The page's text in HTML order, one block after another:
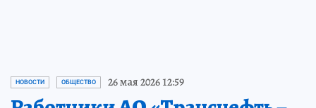
НОВОСТИ ОБЩЕСТВО 26 мая 2026 12:59